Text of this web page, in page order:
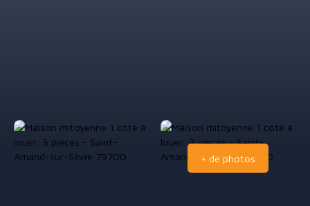
Estimation
+ de photos